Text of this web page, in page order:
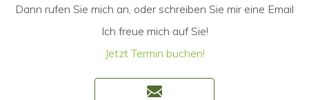
Dann rufen Sie mich an, oder schreiben Sie mir eine Email
Ich freue mich auf Sie!
Jetzt Termin buchen!